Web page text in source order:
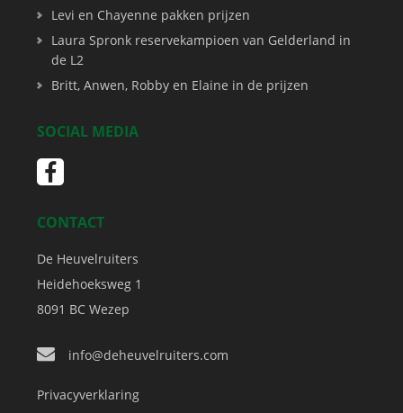
Levi en Chayenne pakken prijzen
Laura Spronk reservekampioen van Gelderland in
de L2
Britt, Anwen, Robby en Elaine in de prijzen
SOCIAL MEDIA
CONTACT
De Heuvelruiters
Heidehoeksweg 1
8091 BC Wezep
info@deheuvelruiters.com
Privacyverklaring